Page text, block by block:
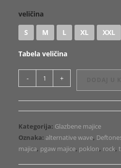
veličina
S
M L XL XXL
Tabela veličina
ili
Hoodie
Deftones
Dance
količina
- +
Kategorija: Glazbene majice
Oznaka: alternative wave,
majica, pgaw majice, poklon, rock,